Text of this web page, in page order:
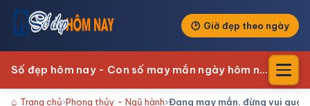
Giờ đẹp theo ngày
Số đẹp hôm nay - Con số may mắn ngày hôm nay
Trang chủ Phong thủy - Ngũ hành Đang may mắn, đừng vui quá